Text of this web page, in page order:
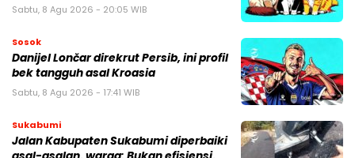
Sabtu, 8 Agu 2026 - 20:05 WIB
Sosok
Danijel Lončar direkrut Persib, ini profil
bek tangguh asal Kroasia
Sabtu, 8 Agu 2026 - 17:41 WIB
Sukabumi
Jalan Kabupaten Sukabumi diperbaiki